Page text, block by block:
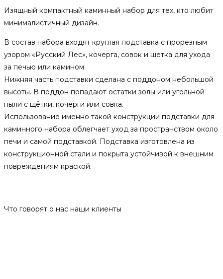
Изящный компактный каминный набор для тех, кто любит
минималистичный дизайн.
В состав набора входят круглая подставка с прорезным
узором «Русский Лес», кочерга, совок и щётка для ухода
за печью или камином.
Нижняя часть подставки сделана с поддоном небольшой
высоты. В поддон попадают остатки золы или угольной
пыли с щётки, кочерги или совка.
Использование именно такой конструкции подставки для
каминного набора облегчает уход за пространством около
печи и самой подставкой. Подставка изготовлена из
конструкционной стали и покрыта устойчивой к внешним
повреждениям краской.
Что говорят о нас наши клиенты